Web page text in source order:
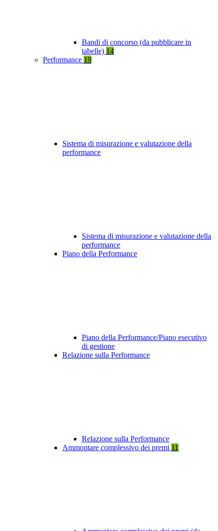
Bandi di concorso (da pubblicare in
tabelle) 14
Performance 19
Sistema di misurazione e valutazione della
performance
Sistema di misurazione e valutazione della
performance
Piano della Performance
Piano della Performance/Piano esecutivo
di gestione
Relazione sulla Performance
Relazione sulla Performance
Ammontare complessivo dei premi 11